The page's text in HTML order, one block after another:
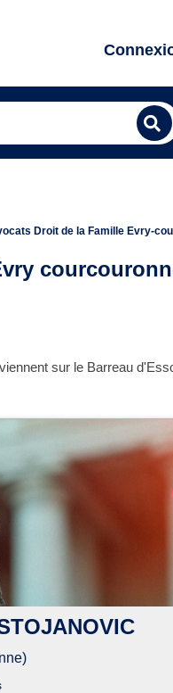
Droit de la Famille Evry-
sur le Barreau